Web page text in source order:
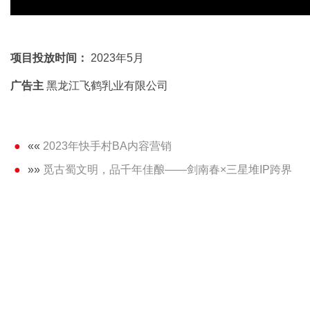
项目投放时间： 2023年5月
广告主 黑龙江飞鹤乳业有限公司
«« 2023年快手村BA内容营销
»» 觅古蜀文明，品千年佳酿——剑南春×三星堆IP跨界